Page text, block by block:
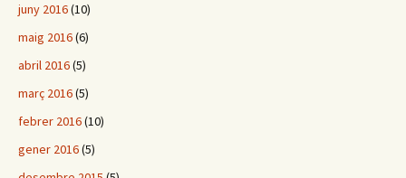
juny 2016(10)
maig 2016(6)
abril 2016(5)
març 2016(5)
febrer 2016(10)
gener 2016(5)